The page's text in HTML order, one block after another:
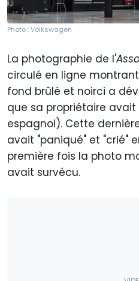
Photo : Volkswagen
La photographie de l'
circulé en ligne
fond brûlé et noirci a
que sa propriétaire avait
espagnol). Cette
avait "paniqué" et "crié"
première fois la photo
avait survécu.